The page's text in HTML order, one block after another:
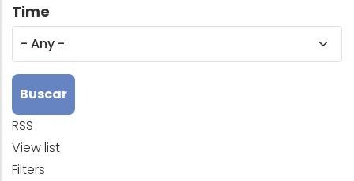
Time
RSS
View list
Filters